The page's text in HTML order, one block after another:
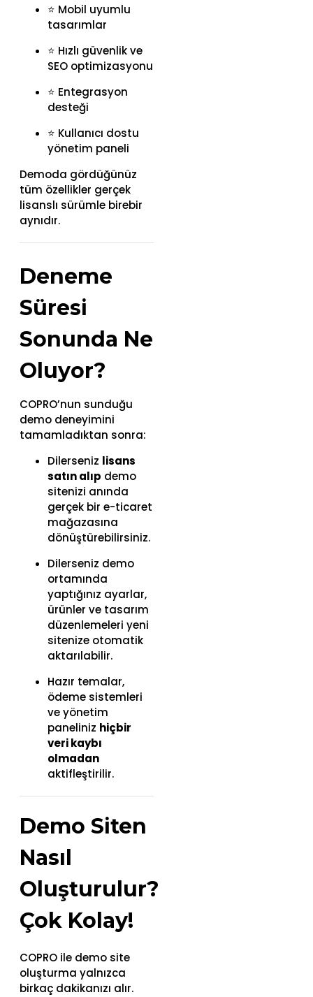
⭐ Mobil uyumlu
tasarımlar
⭐ Hızlı güvenlik ve
SEO optimizasyonu
⭐ Entegrasyon
desteği
⭐ Kullanıcı dostu
yönetim paneli
Demoda gördüğünüz
tüm özellikler gerçek
lisanslı sürümle birebir
aynıdır.
Deneme
Süresi
Sonunda Ne
Oluyor?
COPRO’nun sunduğu
demo deneyimini
tamamladıktan sonra:
Dilerseniz lisans
satın alıp demo
sitenizi anında
gerçek bir e-ticaret
mağazasına
dönüştürebilirsiniz.
Dilerseniz demo
ortamında
yaptığınız ayarlar,
ürünler ve tasarım
düzenlemeleri yeni
sitenize otomatik
aktarılabilir.
Hazır temalar,
ödeme sistemleri
ve yönetim
paneliniz hiçbir
veri kaybı
olmadan
aktifleştirilir.
Demo Siten
Nasıl
Oluşturulur?
Çok Kolay!
COPRO ile demo site
oluşturma yalnızca
birkaç dakikanızı alır.